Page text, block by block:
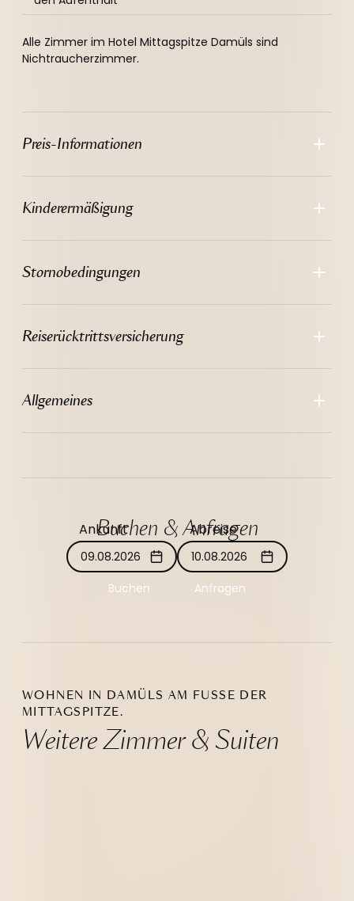
--
Alle Zimmer im Hotel Mittagspitze Damüls sind
Nichtraucherzimmer.
Preis-Informationen
Kinderermäßigung
Stornobedingungen
Reiserücktrittsversicherung
Allgemeines
Buchen & Anfragen
Ankunft
09.08.2026
Abreise
10.08.2026
Buchen
Anfragen
WOHNEN IN DAMÜLS AM FUSSE DER M
ITTAGSPITZE.
Weitere Zimmer & Suiten